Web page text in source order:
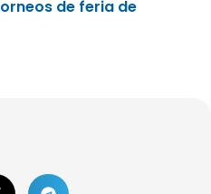
de feria de